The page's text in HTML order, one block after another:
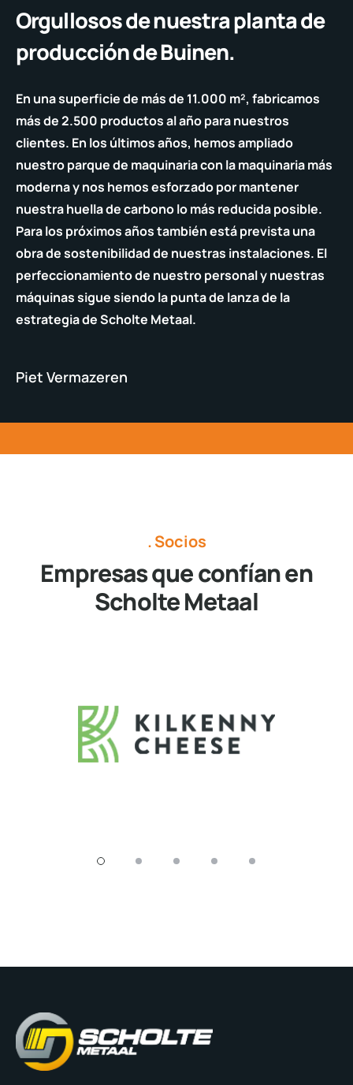
Orgullosos de nuestra planta de
producción de Buinen.
En una superficie de más de 11.000 m², fabricamos
más de 2.500 productos al año para nuestros
clientes. En los últimos años, hemos ampliado
nuestro parque de maquinaria con la maquinaria más
moderna y nos hemos esforzado por mantener
nuestra huella de carbono lo más reducida posible.
Para los próximos años también está prevista una
obra de sostenibilidad de nuestras instalaciones. El
perfeccionamiento de nuestro personal y nuestras
máquinas sigue siendo la punta de lanza de la
estrategia de Scholte Metaal.
Piet Vermazeren
Socios
Empresas que confían en
Scholte Metaal